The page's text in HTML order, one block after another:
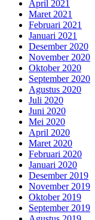
April 2021
Maret 2021
Februari 2021
Januari 2021
Desember 2020
November 2020
Oktober 2020
September 2020
Agustus 2020
Juli 2020
Juni 2020
Mei 2020
April 2020
Maret 2020
Februari 2020
Januari 2020
Desember 2019
November 2019
Oktober 2019
September 2019